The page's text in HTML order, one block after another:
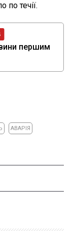
по течії.
першим
АВАРІЯ